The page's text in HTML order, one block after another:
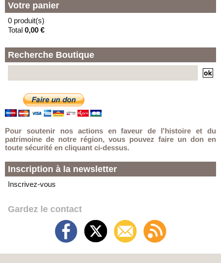
Votre panier
0 produit(s)
Total 0,00 €
Recherche Boutique
Pour soutenir nos actions en faveur de l'histoire et du
patrimoine de notre région, vous pouvez faire un don en
toute sécurité en cliquant ci-dessus.
Inscription à la newsletter
Inscrivez-vous
Gardez le contact